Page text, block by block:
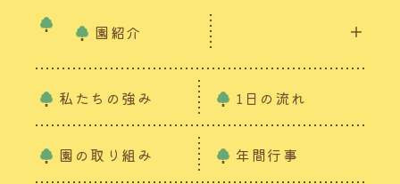
園紹介
私たちの強み 1日の流れ
園の取り組み 年間行事